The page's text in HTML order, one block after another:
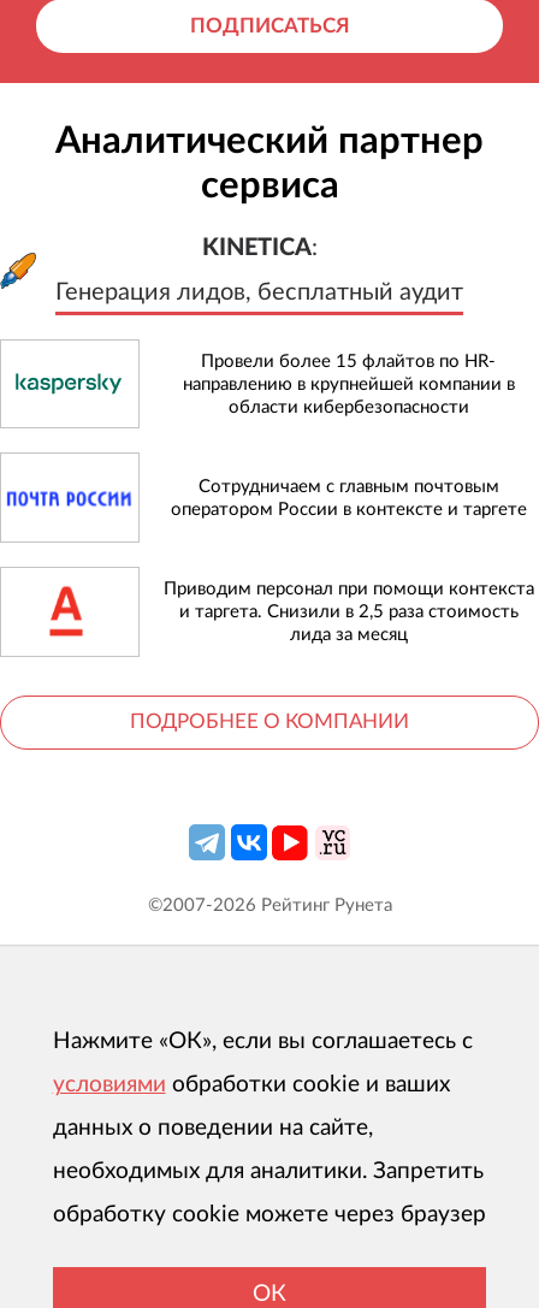
ПОДПИСАТЬСЯ
Аналитический партнер
сервиса
KINETICA:
Генерация лидов, бесплатный аудит
Генерация лидов, бесплатный
Провели более 15 флайтов по HR-
направлению в крупнейшей компании в
области кибербезопасности
Сотрудничаем с главным почтовым
оператором России в контексте и таргете
Приводим персонал при помощи контекста
и таргета. Снизили в 2,5 раза стоимость
лида за месяц
ПОДРОБНЕЕ О КОМПАНИИ
©2007-2026 Рейтинг Рунета
Нажмите «ОК», если вы соглашаетесь с
условиями обработки cookie и ваших
данных о поведении на сайте,
необходимых для аналитики. Запретить
обработку cookie можете через браузер
ОК